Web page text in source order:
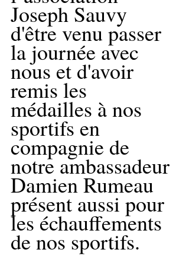
Joseph Sauvy
d'être venu passer
la journée avec
nous et d'avoir
remis les
médailles à nos
sportifs en
compagnie de
notre ambassadeur
Damien Rumeau
présent aussi pour
les échauffements
de nos sportifs.